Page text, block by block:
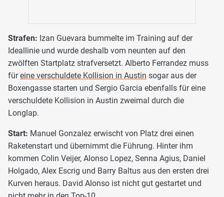
Strafen: Izan Guevara bummelte im Training auf der
Ideallinie und wurde deshalb vom neunten auf den
zwölften Startplatz strafversetzt. Alberto Ferrandez muss
füreine verschuldete Kollision in Austin sogar aus der
Boxengasse starten und Sergio Garcia ebenfalls für eine
verschuldete Kollision in Austin zweimal durch die
Longlap.
Start: Manuel Gonzalez erwischt von Platz drei einen
Raketenstart und übernimmt die Führung. Hinter ihm
kommen Colin Veijer, Alonso Lopez, Senna Agius, Daniel
Holgado, Alex Escrig und Barry Baltus aus den ersten drei
Kurven heraus. David Alonso ist nicht gut gestartet und